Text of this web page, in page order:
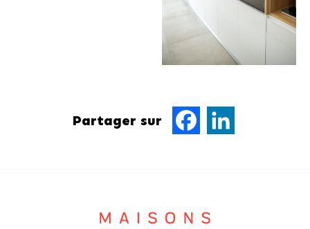
Partager sur Facebook